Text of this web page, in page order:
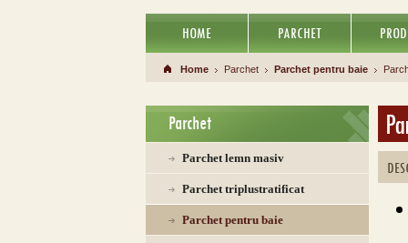
HOME PARCHET
Home Parchet Parchet pentru baie
Parchet
Parchet lemn masiv
Parchet triplustratificat
Parchet pentru baie